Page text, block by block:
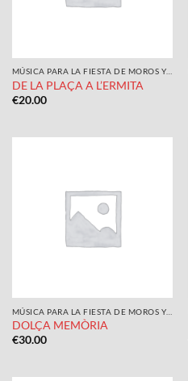
DE LA PLAÇA A L’ERMITA
€20.00
DOLÇA MEMÒRIA
€30.00